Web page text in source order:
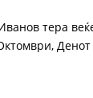
тера